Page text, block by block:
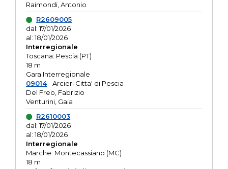
Raimondi, Antonio
R2609005
dal: 17/01/2026
al: 18/01/2026
Interregionale
Toscana: Pescia (PT)
18 m
Gara Interregionale
09014- Arcieri Citta' di Pescia
Del Freo, Fabrizio
Venturini, Gaia
R2610003
dal: 17/01/2026
al: 18/01/2026
Interregionale
Marche: Montecassiano (MC)
18 m